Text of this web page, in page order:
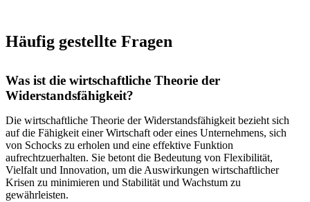
Häufig gestellte Fragen
Was ist die wirtschaftliche Theorie der
Widerstandsfähigkeit?
Die wirtschaftliche Theorie der Widerstandsfähigkeit bezieht sich
auf die Fähigkeit einer Wirtschaft oder eines Unternehmens, sich
von Schocks zu erholen und eine effektive Funktion
aufrechtzuerhalten. Sie betont die Bedeutung von Flexibilität,
Vielfalt und Innovation, um die Auswirkungen wirtschaftlicher
Krisen zu minimieren und Stabilität und Wachstum zu
gewährleisten.